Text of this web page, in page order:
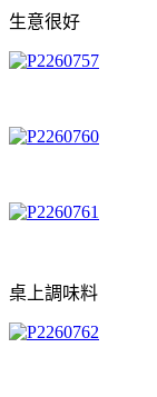
生意很好
桌上調味料